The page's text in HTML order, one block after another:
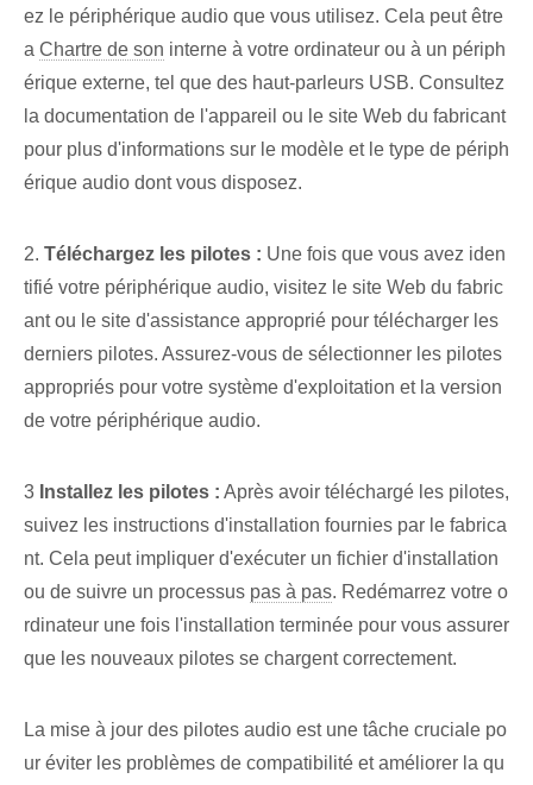
ez le périphérique audio que vous utilisez.⁢ Cela peut être ⁣
a Chartre de son interne à votre ordinateur ou à un périph
érique externe, tel que des haut-parleurs USB. Consultez
la documentation de l'appareil ou le site Web du fabricant
pour plus d'informations sur le modèle et le type de périph
érique audio dont vous disposez.
2. Téléchargez les pilotes : Une fois que vous avez iden
tifié votre périphérique audio, visitez le site Web du fabric
ant ou le site d'assistance approprié pour télécharger les
derniers pilotes. ‌Assurez-vous de sélectionner les pilotes
appropriés ⁣pour ⁣votre système d'exploitation et la version
de votre périphérique audio.
3 Installez les pilotes : Après avoir téléchargé les pilotes,
suivez les instructions d'installation fournies par le fabrica
nt. Cela peut impliquer d'exécuter un fichier d'installation
ou de suivre un processus pas à pas. Redémarrez votre o
rdinateur une fois l'installation terminée pour vous assurer
que les nouveaux pilotes se chargent correctement.
La mise à jour des pilotes audio est une tâche cruciale po
ur éviter les problèmes de compatibilité et améliorer la qu